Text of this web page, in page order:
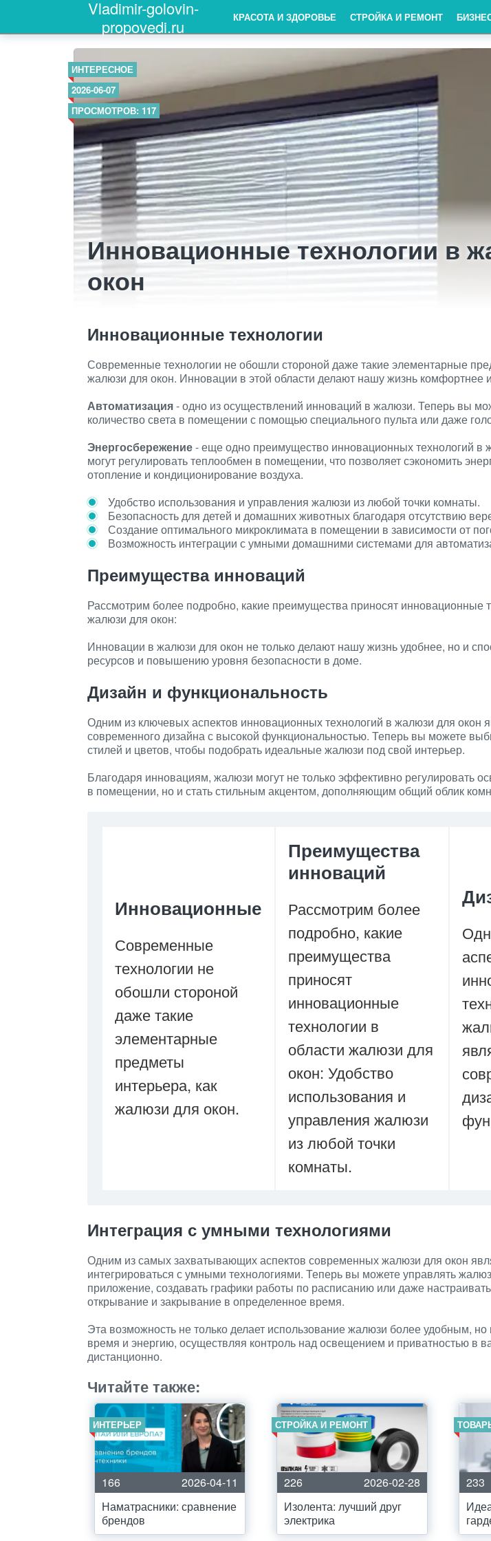
Vladimir-golovin-
propovedi.ru
КРАСОТА И ЗДОРОВЬЕ СТРОЙКА И РЕМОНТ
ИНТЕРЕСНОЕ
2026-06-07
ПРОСМОТРОВ: 117
Инновационные технологии в
окон
Инновационные технологии
Современные технологии не обошли стороной даже такие элементарные
жалюзи для окон. Инновации в этой области делают нашу жизнь комфортнее
Автоматизация- одно из осуществлений инноваций в жалюзи. Теперь вы
количество света в помещении с помощью специального пульта или даже
Энергосбережение- еще одно преимущество инновационных технологий
могут регулировать теплообмен в помещении, что позволяет сэкономить
отопление и кондиционирование воздуха.
Удобство использования и управления жалюзи из любой точки комнаты.
Безопасность для детей и домашних животных благодаря отсутствию
Создание оптимального микроклимата в помещении в зависимости от
Возможность интеграции с умными домашними системами для
Преимущества инноваций
Рассмотрим более подробно, какие преимущества приносят инновационные
жалюзи для окон:
Инновации в жалюзи для окон не только делают нашу жизнь удобнее, но и
ресурсов и повышению уровня безопасности в доме.
Дизайн и функциональность
Одним из ключевых аспектов инновационных технологий в жалюзи для окон
современного дизайна с высокой функциональностью. Теперь вы можете
стилей и цветов, чтобы подобрать идеальные жалюзи под свой интерьер.
Благодаря инновациям, жалюзи могут не только эффективно регулировать
в помещении, но и стать стильным акцентом, дополняющим общий облик
Инновационные
Современные
технологии не
обошли стороной
даже такие
элементарные
предметы
интерьера, как
жалюзи для окон.
Преимущества
инноваций
Рассмотрим более
подробно, какие
преимущества
приносят
инновационные
технологии в
области жалюзи для
окон: Удобство
использования и
управления жалюзи
из любой точки
комнаты.
Интеграция с умными технологиями
Одним из самых захватывающих аспектов современных жалюзи для окон
интегрироваться с умными технологиями. Теперь вы можете управлять
приложение, создавать графики работы по расписанию или даже
открывание и закрывание в определенное время.
Эта возможность не только делает использование жалюзи более удобным, но
время и энергию, осуществляя контроль над освещением и приватностью в
дистанционно.
Читайте также:
ИНТЕРЬЕР
166
2026-04-11
Наматрасники: сравнение
брендов
СТРОЙКА И РЕМОНТ
226
2026-02-28
Изолента: лучший друг
электрика
233